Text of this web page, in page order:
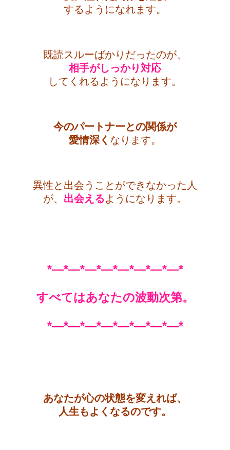
するようになれます。
既読スルーばかりだったのが、
相手がしっかり 対応
してくれるようになります。
今のパートナーとの関係が
愛情深く なります。
異性と出会うことができなかった人
が、 出会えるようになります。
*—*—*—*—*—*—*—*—*
すべてはあなたの波動次第。
*—*—*—*—*—*—*—*—*
あなたが心の状態を変えれば、
人生もよくなるのです。